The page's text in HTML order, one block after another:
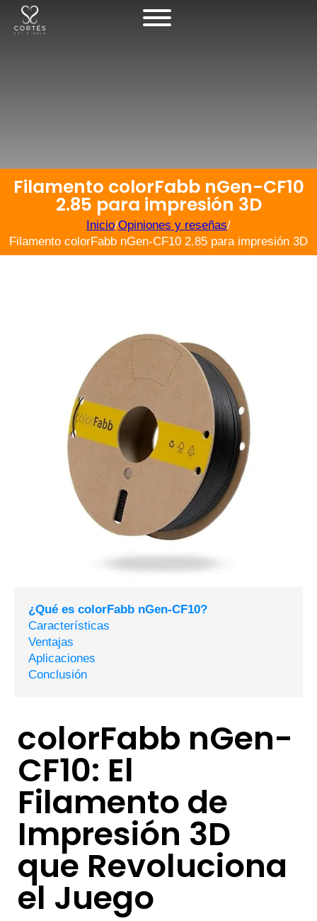
Filamento colorFabb nGen-CF10
2.85 para impresión 3D
Inicio/Opiniones y reseñas/
Filamento colorFabb nGen-CF10 2.85 para impresión 3D
¿Qué es colorFabb nGen-CF10?
Características
Ventajas
Aplicaciones
Conclusión
colorFabb nGen-
CF10: El
Filamento de
Impresión 3D
que Revoluciona
el Juego